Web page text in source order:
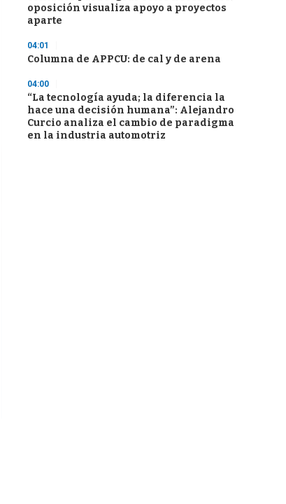
oposición visualiza apoyo a proyectos
aparte
04:01
Columna de APPCU: de cal y de arena
04:00
“La tecnología ayuda; la diferencia la
hace una decisión humana”: Alejandro
Curcio analiza el cambio de paradigma
en la industria automotriz